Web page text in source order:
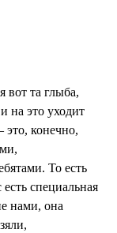
вот та глыба,
на это уходит
конечно,
То есть
специальная
нами, она